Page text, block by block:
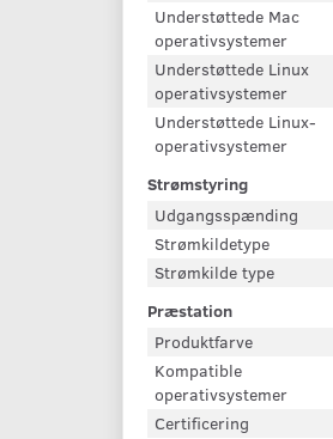
Understøttede Mac
operativsystemer
Understøttede Linux
operativsystemer
Understøttede Linux-
operativsystemer
Strømstyring
Udgangsspænding
Strømkildetype
Strømkilde type
Præstation
Produktfarve
Kompatible
operativsystemer
Certificering